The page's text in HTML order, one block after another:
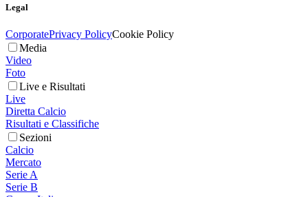
Legal
CorporatePrivacy PolicyCookie Policy
Media
Video
Foto
Live e Risultati
Live
Diretta Calcio
Risultati e Classifiche
Sezioni
Calcio
Mercato
Serie A
Serie B